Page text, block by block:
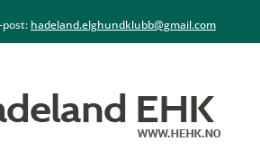
post: hadeland.elghundklubb@gmail.com